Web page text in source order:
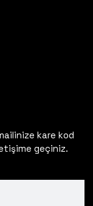
kare kod
geçiniz.